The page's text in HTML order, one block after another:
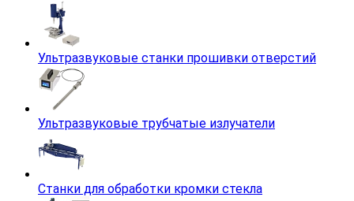
Ультразвуковые станки прошивки отверстий
Ультразвуковые трубчатые излучатели
Станки для обработки кромки стекла